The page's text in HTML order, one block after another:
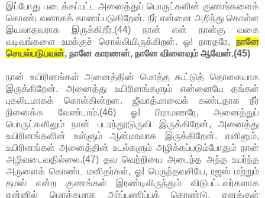
இப்போது படைக்கப்பட்ட அனைத்துப் பொருட்களின் குணங்களைக்
கொண்டவனாகக் காணப்படுகிறேன். நீர் என்னை அறிந்து கொள்ள
இயலாதவராக இருக்கிறீர்.(44) நான் என் நான்கு வகை
வடிவங்களை உமக்குச் சொல்லியிருக்கிறன். ஓ! நாரதரே, நானே
செயல்படுபவன், நானே காரணன், நானே விளைவும் ஆவேன்.(45)
நான் உயிரினங்கள் அனைத்தின் மொத்த கூட்டுத் தொகையாக
இருக்கிறேன். அனைத்து உயிரினங்களும் என்னையே தங்கள்
புகலிடமாகக் கொள்கின்றன. ஜீவாத்மாவைக் கண்டதாக நீர்
நினைக்க வேண்டாம்.(46) ஓ! பிராமணரே, அனைத்துப்
பொருட்களிலும் நான் படரந்தூடுருவி இருக்கிறேன், அனைத்து
உயிரினங்களின் உள்ளும் ஆன்மாவாக இருக்கிறேன். எனினும்,
உயிரினங்கள் அனைத்தின் உடல்களும் அழிக்கப்படும்போதும் நான்
அழிவடைவதில்லை.(47) தவ வெற்றியை அடைந்த அந்த உயர்ந்த
அருளைக் கொண்ட மனிதர்கள், ஓ! பெருந்தவசியே, ரஜஸ் மற்றும்
தமஸ் என்ற குணங்கள் இரண்டிலிருந்தும் விடுபட்டவர்களாக
என்னில் மொத்தமாக அர்ப்பணிப்புக் கொண்டு, எனக்குள்